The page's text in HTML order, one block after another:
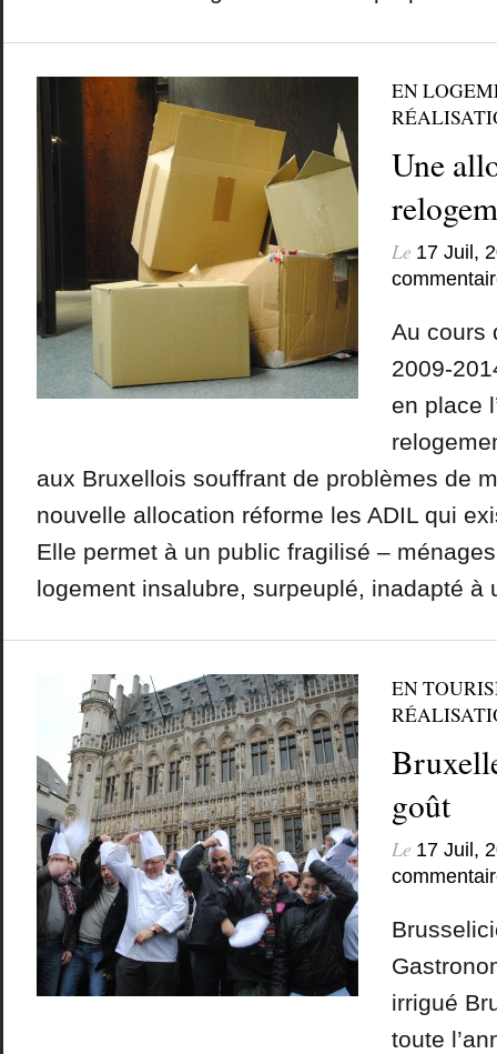
EN
Une
Le 17 Juil,
Au cours
2009-
en place
aux Bruxellois souffrant de problèmes de
nouvelle allocation réforme les ADIL qui
Elle permet à un public fragilisé –
logement insalubre, surpeuplé, inadapté à
EN
goût
Le 17 Juil,
irrigué
toute